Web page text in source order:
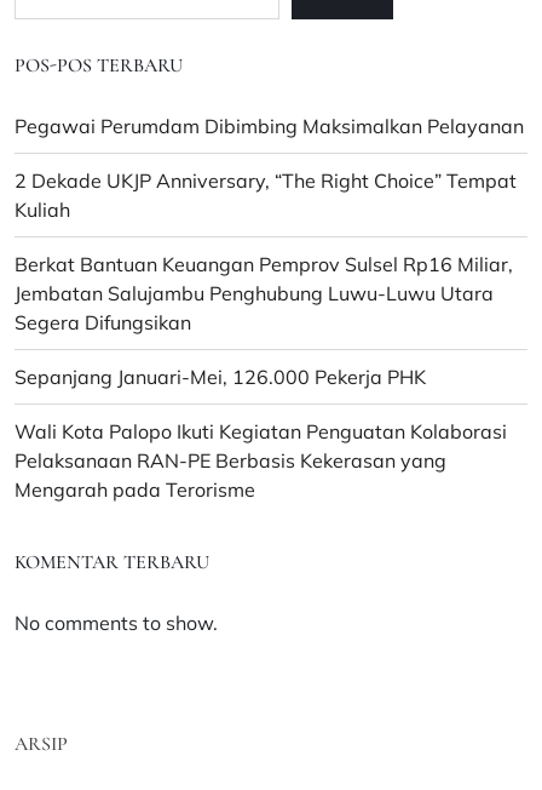
POS-POS TERBARU
Pegawai Perumdam Dibimbing Maksimalkan Pelayanan
2 Dekade UKJP Anniversary, “The Right Choice” Tempat
Kuliah
Berkat Bantuan Keuangan Pemprov Sulsel Rp16 Miliar,
Jembatan Salujambu Penghubung Luwu-Luwu Utara
Segera Difungsikan
Sepanjang Januari-Mei, 126.000 Pekerja PHK
Wali Kota Palopo Ikuti Kegiatan Penguatan Kolaborasi
Pelaksanaan RAN-PE Berbasis Kekerasan yang
Mengarah pada Terorisme
KOMENTAR TERBARU
No comments to show.
ARSIP